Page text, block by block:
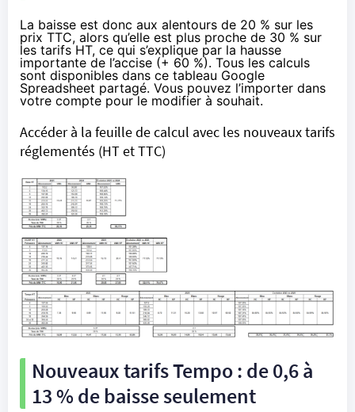
La baisse est donc aux alentours de 20 % sur les
prix TTC, alors qu’elle est plus proche de 30 % sur
les tarifs HT, ce qui s’explique par la hausse
importante de l’accise (+ 60 %). Tous les calculs
sont disponibles dans ce tableau Google
Spreadsheet partagé. Vous pouvez l’importer dans
votre compte pour le modifier à souhait.
Accéder à la feuille de calcul avec les nouveaux tarifs
réglementés (HT et TTC)
Nouveaux tarifs Tempo : de 0,6 à
13 % de baisse seulement